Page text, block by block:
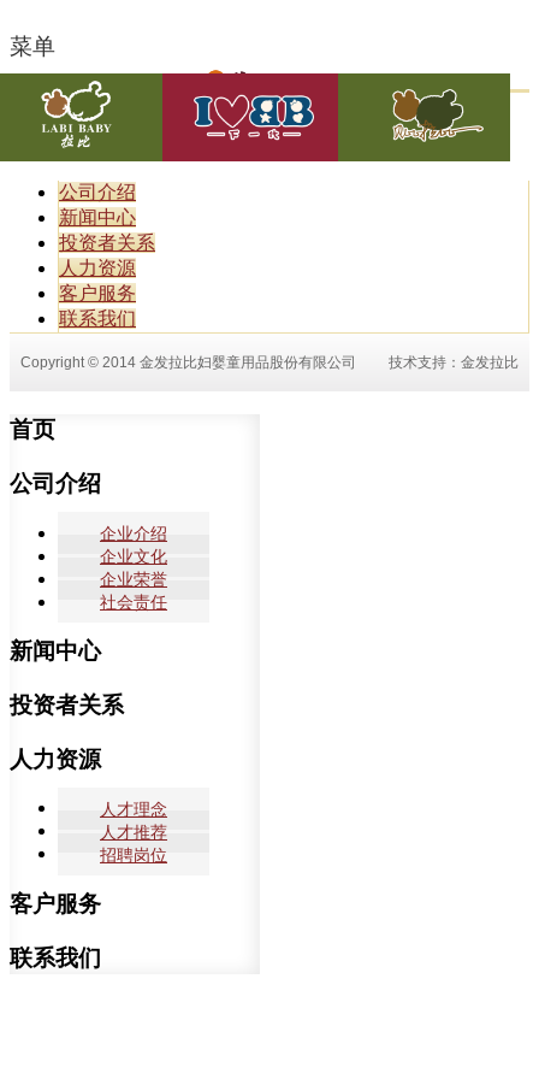
菜单
公司介绍
新闻中心
投资者关系
人力资源
客户服务
联系我们
Copyright © 2014 金发拉比妇婴童用品股份有限公司 技术支持：金发拉比
首页
公司介绍
企业介绍
企业文化
企业荣誉
社会责任
新闻中心
投资者关系
人力资源
人才理念
人才推荐
招聘岗位
客户服务
联系我们